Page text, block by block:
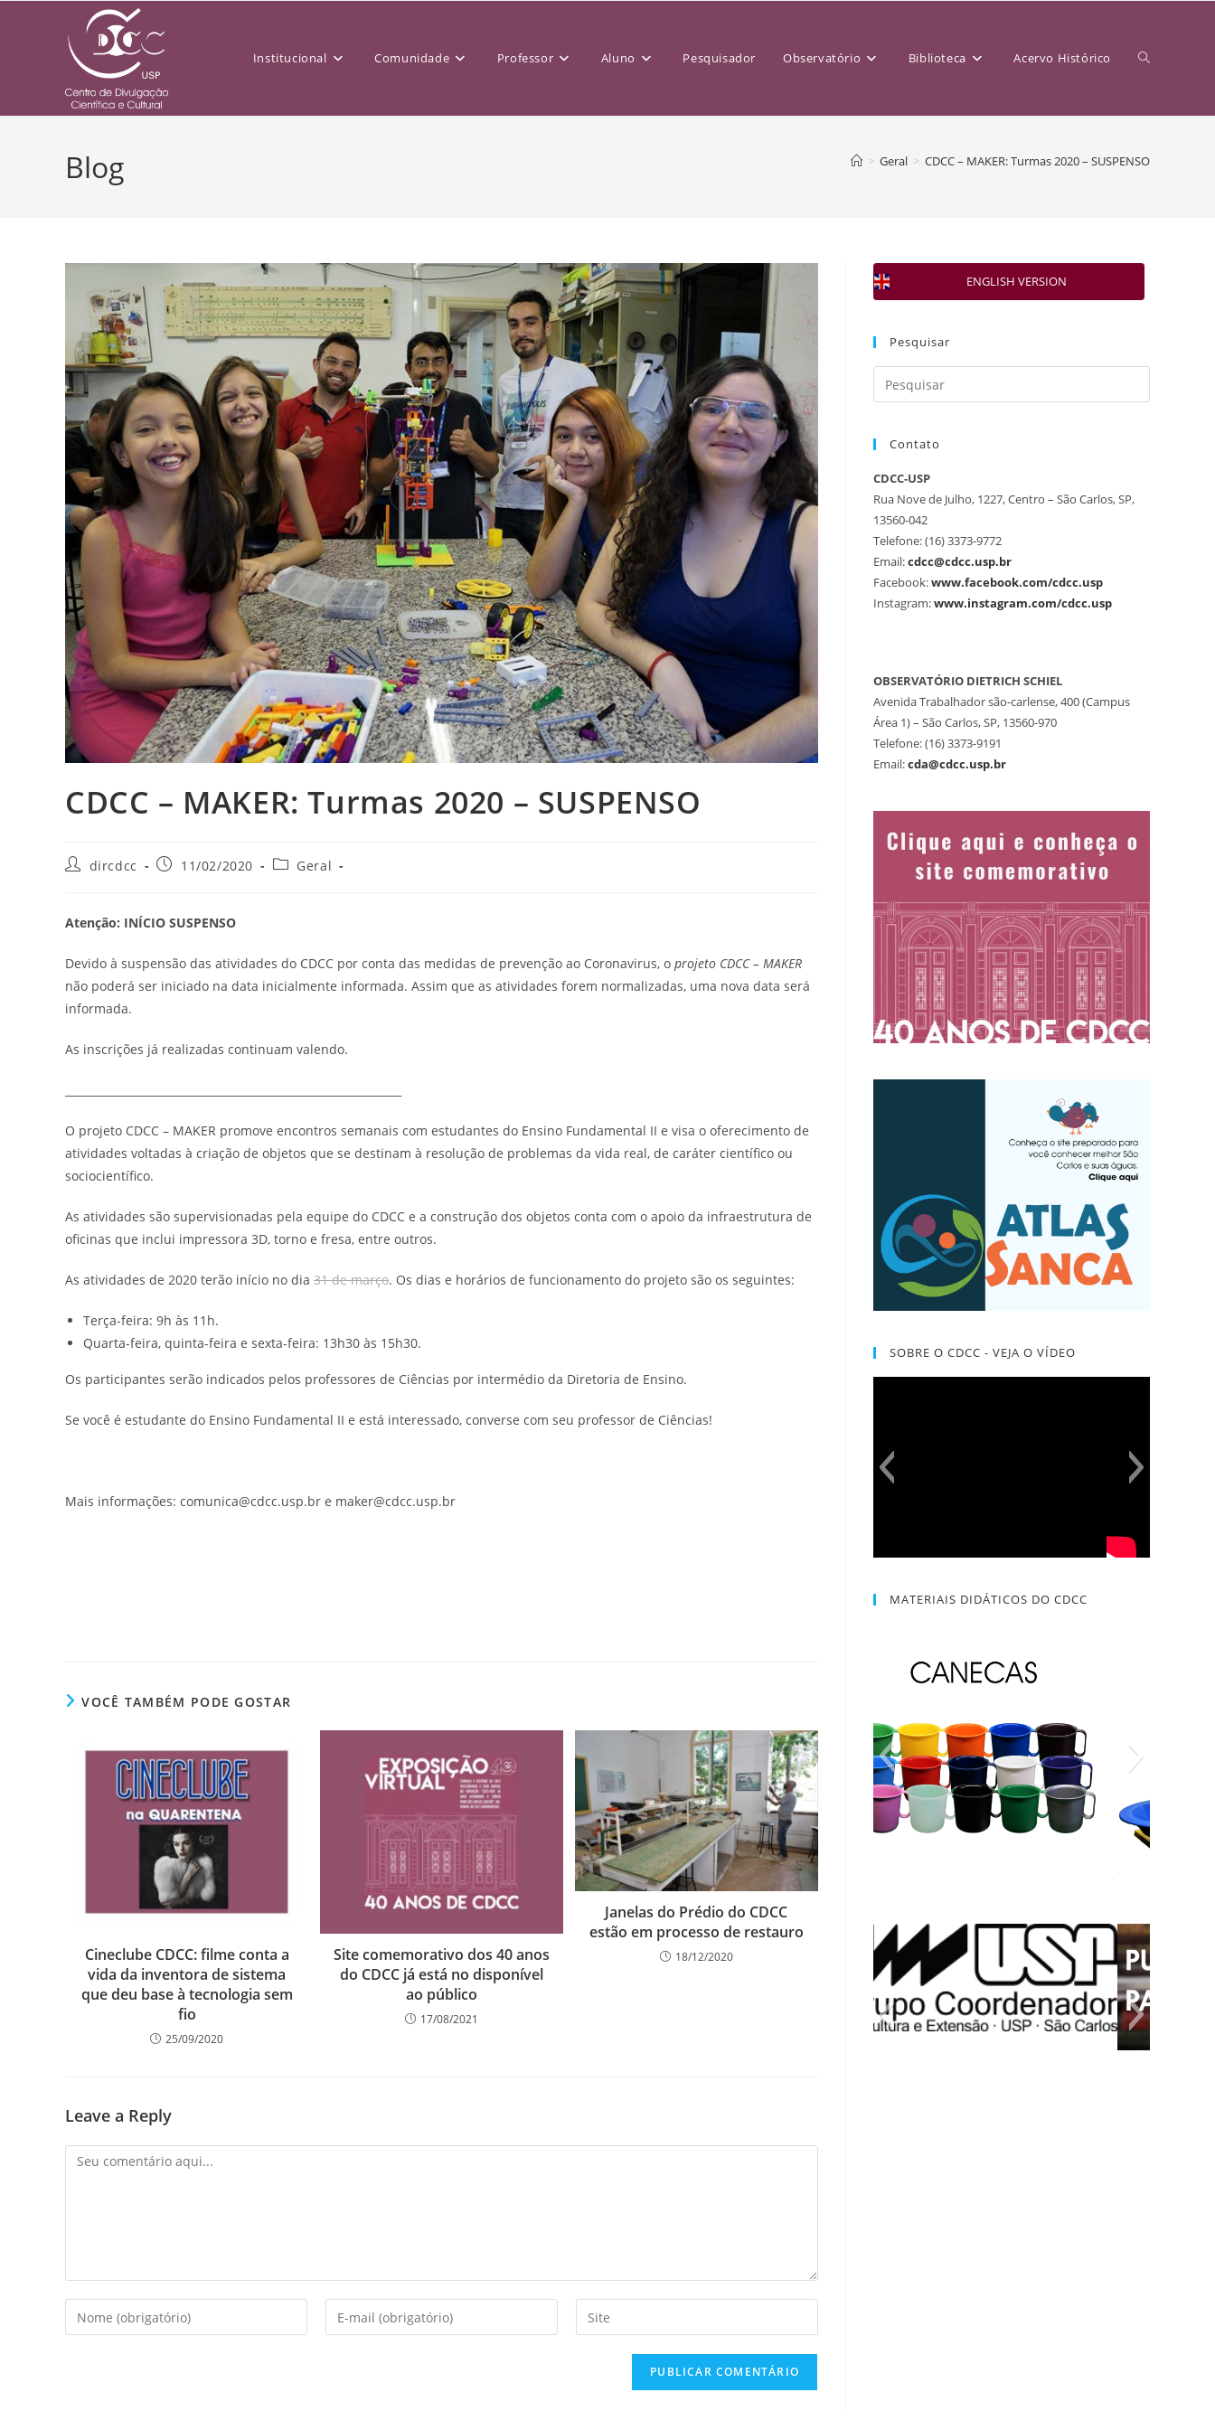
Institucional Comunidade Professor Aluno Pesquisador Observatório Biblioteca Acervo Histórico
Blog > Geral > CDCC – MAKER: Turmas 2020 – SUSPENSO
CDCC – MAKER: Turmas 2020 – SUSPENSO
dircdcc 11/02/2020 Geral
Atenção: INÍCIO SUSPENSO
Devido à suspensão das atividades do CDCC por conta das medidas de prevenção ao Coronavirus, o projeto CDCC – MAKER
não poderá ser iniciado na data inicialmente informada. Assim que as atividades forem normalizadas, uma nova data será
informada.
As inscrições já realizadas continuam valendo.
O projeto CDCC – MAKER promove encontros semanais com estudantes do Ensino Fundamental II e visa o oferecimento de
atividades voltadas à criação de objetos que se destinam à resolução de problemas da vida real, de caráter científico ou
sociocientífico.
As atividades são supervisionadas pela equipe do CDCC e a construção dos objetos conta com o apoio da infraestrutura de
oficinas que inclui impressora 3D, torno e fresa, entre outros.
As atividades de 2020 terão início no dia 31 de março. Os dias e horários de funcionamento do projeto são os seguintes:
Terça-feira: 9h às 11h.
Quarta-feira, quinta-feira e sexta-feira: 13h30 às 15h30.
Os participantes serão indicados pelos professores de Ciências por intermédio da Diretoria de Ensino.
Se você é estudante do Ensino Fundamental II e está interessado, converse com seu professor de Ciências!
Mais informações: comunica@cdcc.usp.br e maker@cdcc.usp.br
VOCÊ TAMBÉM PODE GOSTAR
Cineclube CDCC: filme conta a
vida da inventora de sistema
que deu base à tecnologia sem
fio
25/09/2020
Site comemorativo dos 40 anos
do CDCC já está no disponível
ao público
17/08/2021
Janelas do Prédio do CDCC
estão em processo de restauro
18/12/2020
Leave a Reply
ENGLISH VERSION
Pesquisar
Contato
CDCC-USP
Rua Nove de Julho, 1227, Centro – São Carlos, SP,
13560-042
Telefone: (16) 3373-9772
Email:cdcc@cdcc.usp.br
Facebook:www.facebook.com/cdcc.usp
Instagram:www.instagram.com/cdcc.usp
OBSERVATÓRIO DIETRICH SCHIEL
Avenida Trabalhador são-carlense, 400 (Campus
Área 1) – São Carlos, SP, 13560-970
Telefone: (16) 3373-9191
Email:cda@cdcc.usp.br
SOBRE O CDCC - VEJA O VÍDEO
MATERIAIS DIDÁTICOS DO CDCC